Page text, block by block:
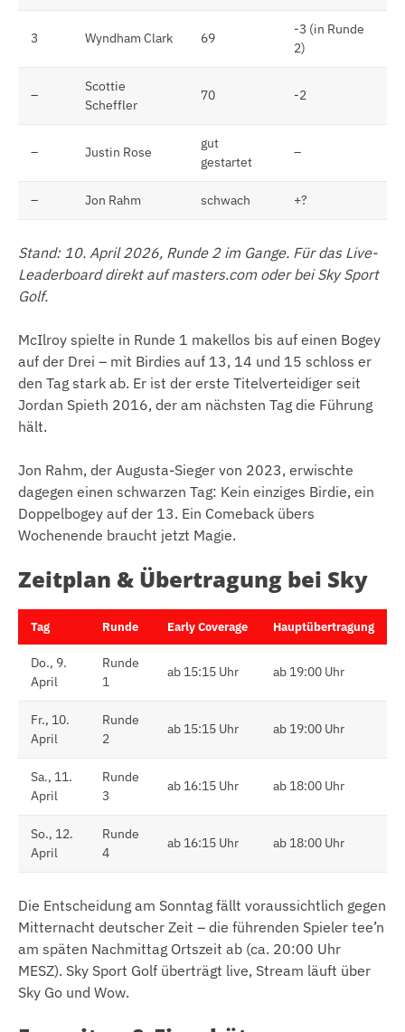
3 Wyndham Clark 69
-3 (in Runde
2)
–
Scottie
Scheffler
70 -2
– Justin Rose
gut
gestartet
–
– Jon Rahm schwach +?
Stand: 10. April 2026, Runde 2 im Gange. Für das Live-
Leaderboard direkt auf masters.com oder bei Sky Sport
Golf.
McIlroy spielte in Runde 1 makellos bis auf einen Bogey
auf der Drei – mit Birdies auf 13, 14 und 15 schloss er
den Tag stark ab. Er ist der erste Titelverteidiger seit
Jordan Spieth 2016, der am nächsten Tag die Führung
hält.
Jon Rahm, der Augusta-Sieger von 2023, erwischte
dagegen einen schwarzen Tag: Kein einziges Birdie, ein
Doppelbogey auf der 13. Ein Comeback übers
Wochenende braucht jetzt Magie.
Zeitplan & Übertragung bei Sky
Tag Runde Early Coverage Hauptübertragung
Do., 9.
April
Runde
1
ab 15:15 Uhr ab 19:00 Uhr
Fr., 10.
April
Runde
2
ab 15:15 Uhr ab 19:00 Uhr
Sa., 11.
April
Runde
3
ab 16:15 Uhr ab 18:00 Uhr
So., 12.
April
Runde
4
ab 16:15 Uhr ab 18:00 Uhr
Die Entscheidung am Sonntag fällt voraussichtlich gegen
Mitternacht deutscher Zeit – die führenden Spieler tee’n
am späten Nachmittag Ortszeit ab (ca. 20:00 Uhr
MESZ). Sky Sport Golf überträgt live, Stream läuft über
Sky Go und Wow.